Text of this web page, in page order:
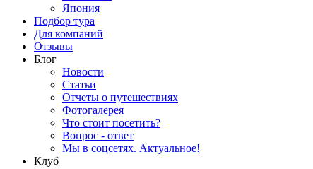
Япония
Подбор тура
Для компаний
Отзывы
Блог
Новости
Статьи
Отчеты о путешествиях
Фотогалерея
Что стоит посетить?
Вопрос - ответ
Мы в соцсетях. Актуальное!
Клуб